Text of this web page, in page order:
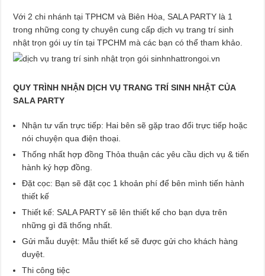
Với 2 chi nhánh tại TPHCM và Biên Hòa, SALA PARTY là 1
trong những cong ty chuyên cung cấp dịch vụ trang trí sinh
nhật trọn gói uy tín tại TPCHM mà các bạn có thể tham khảo.
QUY TRÌNH NHẬN DỊCH VỤ TRANG TRÍ SINH NHẬT CỦA
SALA PARTY
Nhận tư vấn trực tiếp: Hai bên sẽ gặp trao đổi trực tiếp hoặc
nói chuyện qua điện thoại.
Thống nhất hợp đồng Thỏa thuận các yêu cầu dịch vụ & tiến
hành ký hợp đồng.
Đặt cọc: Bạn sẽ đặt cọc 1 khoản phí để bên mình tiến hành
thiết kế
Thiết kế: SALA PARTY sẽ lên thiết kế cho bạn dựa trên
những gì đã thống nhất.
Gửi mẫu duyệt: Mẫu thiết kế sẽ được gửi cho khách hàng
duyệt.
Thi công tiệc